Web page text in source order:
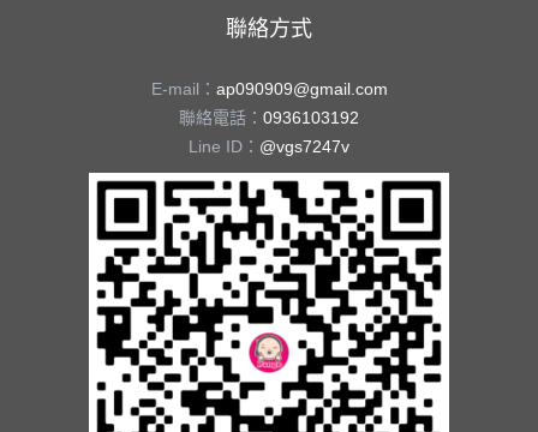
聯絡方式
E-mail： ap090909@gmail.com
聯絡電話： 0936103192
Line ID： @vgs7247v